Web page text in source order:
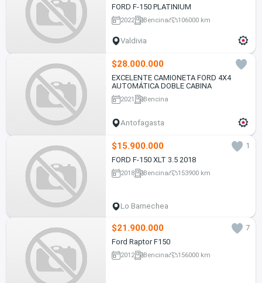
FORD F-150 PLATINIUM
2022 Bencina 106000 km
Valdivia
$28.000.000
EXCELENTE CAMIONETA FORD 4X4
AUTOMÁTICA DOBLE CABINA
2021 Bencina
Antofagasta
$15.900.000
1
FORD F-150 XLT 3.5 2018
2018 Bencina 153900 km
Lo Barnechea
$21.900.000
7
Ford Raptor F150
2012 Bencina 156000 km